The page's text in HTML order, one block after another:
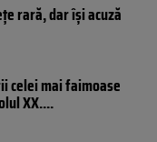
rară, dar își acuză
celei mai faimoase
XX....